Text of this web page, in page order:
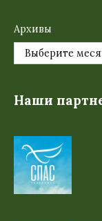
Архивы
Наши